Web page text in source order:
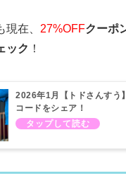
現在、 27%OFFクーポ
ック ！
2026年1月【トドさんすう
コードをシェア！